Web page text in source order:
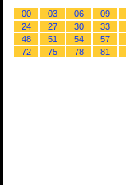
00 03 06 09
24
27 30 33
48
51 54 57
72
75 78 81